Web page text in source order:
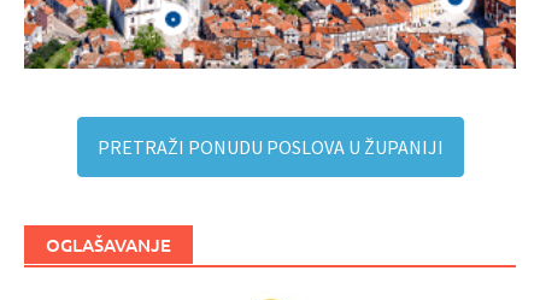
PRETRAŽI PONUDU POSLOVA U ŽUPANIJI
OGLAŠAVANJE